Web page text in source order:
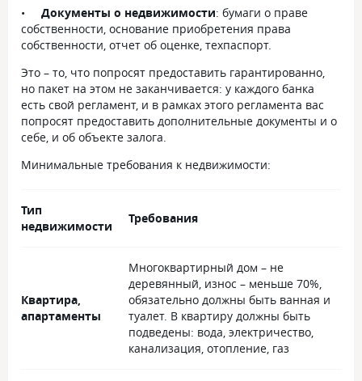
Документы о недвижимости: бумаги о праве
собственности, основание приобретения права
собственности, отчет об оценке, техпаспорт.
Это – то, что попросят предоставить гарантированно,
но пакет на этом не заканчивается: у каждого банка
есть свой регламент, и в рамках этого регламента вас
попросят предоставить дополнительные документы и о
себе, и об объекте залога.
Минимальные требования к недвижимости:
Тип
недвижимости
Требования
Квартира,
апартаменты
Многоквартирный дом – не
деревянный, износ – меньше 70%,
обязательно должны быть ванная и
туалет. В квартиру должны быть
подведены: вода, электричество,
канализация, отопление, газ